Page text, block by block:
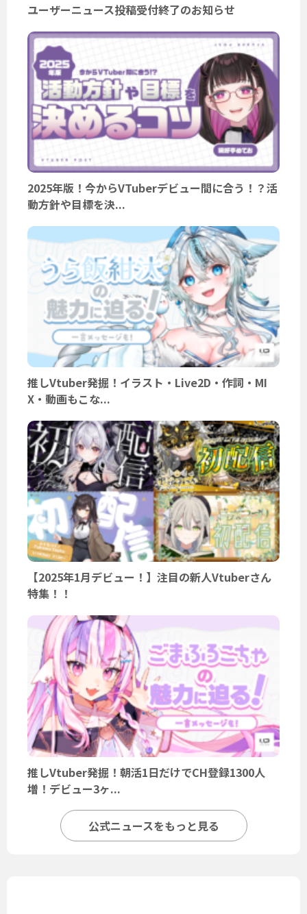
ユーザーニュース投稿受付終了のお知らせ
2025年版！今からVTuberデビュー間に合う！？活
動方針や目標を決...
推しVtuber発掘！イラスト・Live2D・作詞・MI
X・動画もこな...
【2025年1月デビュー！】注目の新人Vtuberさん
特集！！
推しVtuber発掘！朝活1日だけでCH登録1300人
増！デビュー3ヶ...
公式ニュースをもっと見る